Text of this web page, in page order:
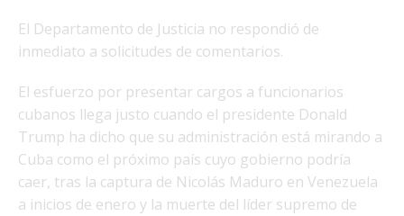
El Departamento de Justicia no respondió de
inmediato a solicitudes de comentarios.
El esfuerzo por presentar cargos a funcionarios
cubanos llega justo cuando el presidente Donald
Trump ha dicho que su administración está mirando a
Cuba como el próximo país cuyo gobierno podría
caer, tras la captura de Nicolás Maduro en Venezuela
a inicios de enero y la muerte del líder supremo de